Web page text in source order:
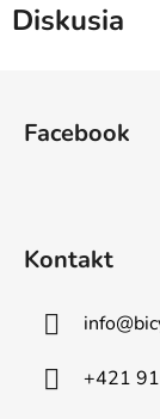
Diskusia
Facebook
Kontakt
info@
+421